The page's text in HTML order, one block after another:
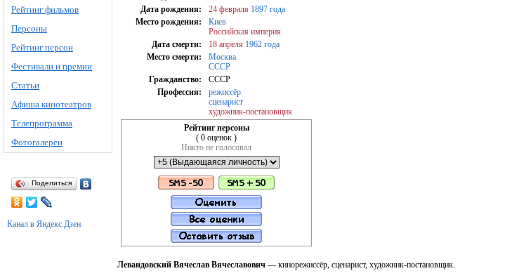
Рейтинг фильмов
Персоны
Рейтинг персон
Фестивали и премии
Статьи
Афиша кинотеатров
Телепрограмма
Фотогалереи
Поделиться
Канал в Яндекс.Дзен
Дата рождения: 24 февраля 1897 года
Место рождения:
Киев
Российская империя
Дата смерти:
18 апреля 1962 года
Место смерти:
Москва
СССР
Гражданство:
СССР
Профессия:
режиссёр
сценарист
художник-постановщик
Рейтинг персоны
( 0 оценок )
Никто не голосовал
Левандовский Вячеслав Вячеславович — кинорежиссёр, сценарист, художник-постановщик.